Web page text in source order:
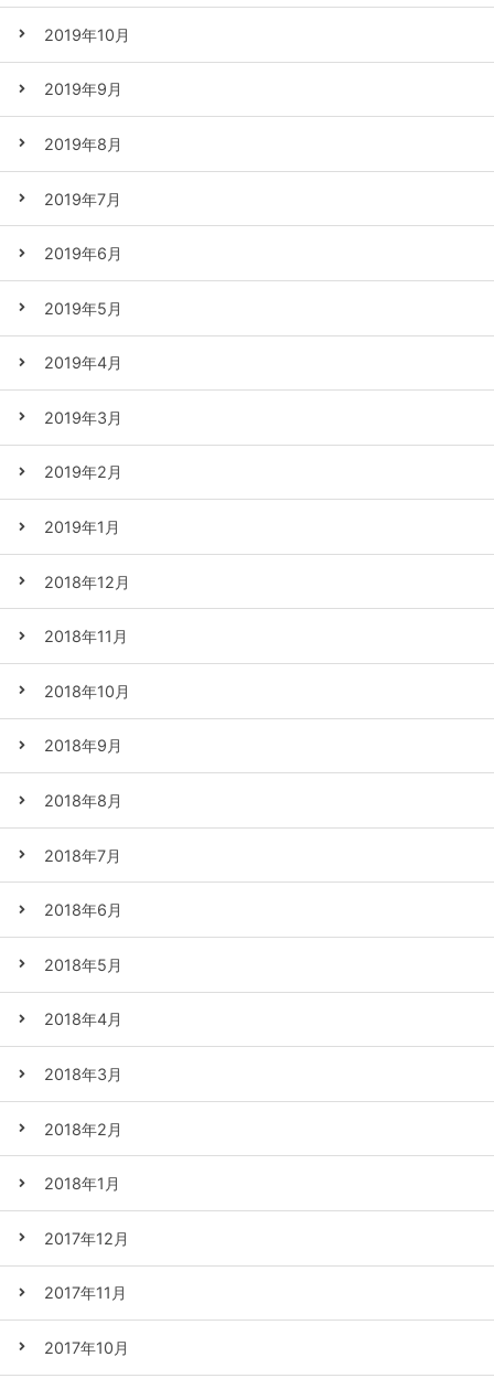
2019年10月
2019年9月
2019年8月
2019年7月
2019年6月
2019年5月
2019年4月
2019年3月
2019年2月
2019年1月
2018年12月
2018年11月
2018年10月
2018年9月
2018年8月
2018年7月
2018年6月
2018年5月
2018年4月
2018年3月
2018年2月
2018年1月
2017年12月
2017年11月
2017年10月